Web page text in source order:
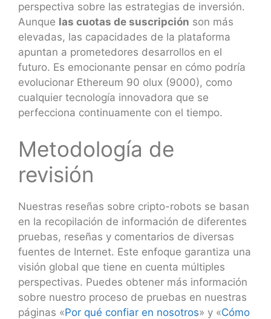
perspectiva sobre las estrategias de inversión.
Aunque las cuotas de suscripción son más
elevadas, las capacidades de la plataforma
apuntan a prometedores desarrollos en el
futuro. Es emocionante pensar en cómo podría
evolucionar Ethereum 90 olux (9000), como
cualquier tecnología innovadora que se
perfecciona continuamente con el tiempo.
Metodología de
revisión
Nuestras reseñas sobre cripto-robots se basan
en la recopilación de información de diferentes
pruebas, reseñas y comentarios de diversas
fuentes de Internet. Este enfoque garantiza una
visión global que tiene en cuenta múltiples
perspectivas. Puedes obtener más información
sobre nuestro proceso de pruebas en nuestras
páginas «Por qué confiar en nosotros» y «Cómo